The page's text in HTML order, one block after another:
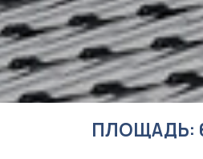
ПЛОЩАДЬ: 65